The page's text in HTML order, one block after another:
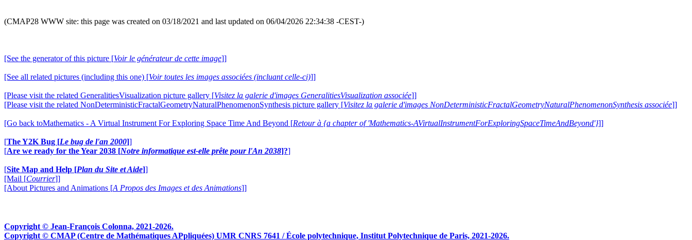
(CMAP28 WWW site: this page was created on 03/18/2021 and last updated on 06/04/2026 22:34:38 -CEST-)
[See the generator of this picture [Voir le générateur de cette image]]
[See all related pictures (including this one) [Voir toutes les images associées (incluant celle-ci)]]
[Please visit the related GeneralitiesVisualization picture gallery [Visitez la galerie d'images GeneralitiesVisualization associée]]
[Please visit the related NonDeterministicFractalGeometryNaturalPhenomenonSynthesis picture gallery [Visitez la galerie d'images NonDeterministicFractalGeometryNaturalPhenomenonSynthesis associée]]
[Go back toMathematics - A Virtual Instrument For Exploring Space Time And Beyond [Retour à {a chapter of 'Mathematics-AVirtualInstrumentForExploringSpaceTimeAndBeyond'}]]
[The Y2K Bug [Le bug de l'an 2000]]
[Are we ready for the Year 2038 [Notre informatique est-elle prête pour l'An 2038]?]
[Site Map and Help [Plan du Site et Aide]]
[Mail [Courrier]]
[About Pictures and Animations [A Propos des Images et des Animations]]
Copyright © Jean-François Colonna, 2021-2026.
Copyright © CMAP (Centre de Mathématiques APpliquées) UMR CNRS 7641 / École polytechnique, Institut Polytechnique de Paris, 2021-2026.